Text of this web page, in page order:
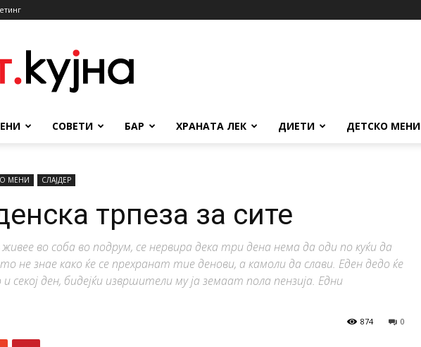
СОВЕТИ БАР ХРАНАТА ЛЕК ДИЕТИ ДЕТСКО МЕНИ
МЕНИ СЛАЈДЕР
трпеза за сите
во соба во подрум, се нервира дека три дена нема да оди по куќи да
не знае како ќе се прехранат тие денови, а камоли да слави. Еден дедо ќе
и секој ден, бидејќи извршители му ја земаат пола пензија. Едни
0
874